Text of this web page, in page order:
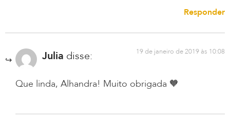
Responder
Julia disse: 19 de janeiro de 2019 às 10:08
Que linda, Alhandra! Muito obrigada 🧡